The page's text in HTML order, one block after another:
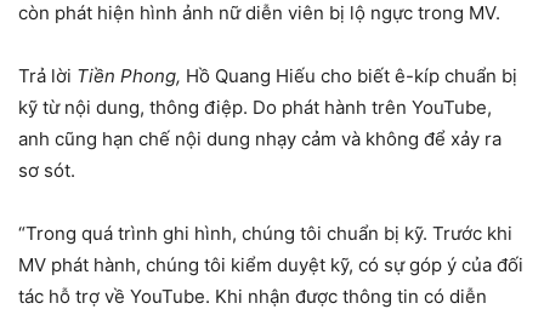
còn phát hiện hình ảnh nữ diễn viên bị lộ ngực trong MV.
Trả lời Tiền Phong, Hồ Quang Hiếu cho biết ê-kíp chuẩn bị
kỹ từ nội dung, thông điệp. Do phát hành trên YouTube,
anh cũng hạn chế nội dung nhạy cảm và không để xảy ra
sơ sót.
“Trong quá trình ghi hình, chúng tôi chuẩn bị kỹ. Trước khi
MV phát hành, chúng tôi kiểm duyệt kỹ, có sự góp ý của đối
tác hỗ trợ về YouTube. Khi nhận được thông tin có diễn